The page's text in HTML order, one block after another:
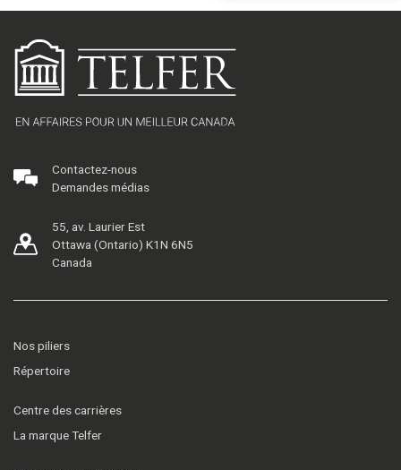
Contactez-nous
Demandes médias
55, av. Laurier Est
Ottawa (Ontario) K1N 6N5
Canada
Nos piliers
Répertoire
Centre des carrières
La marque Telfer